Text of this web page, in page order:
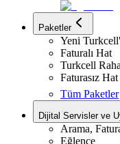
Paketler
Yeni
Faturalı Hat
Turkcell
Faturasız Hat
Tüm Paketler
Dijital Servisler ve
Arama,
Eğlence